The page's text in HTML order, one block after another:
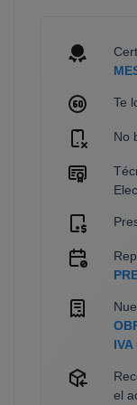
Te
No
IVA
el